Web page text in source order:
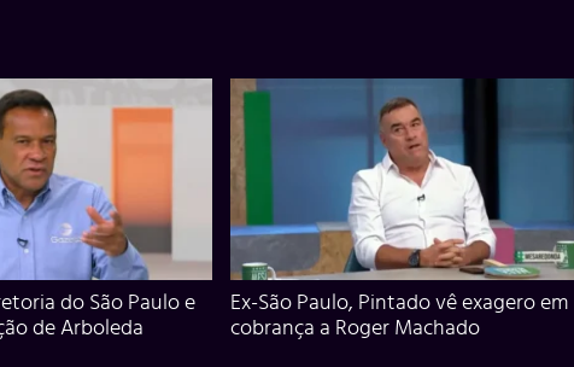
do São Paulo e
de Arboleda
Ex-São Paulo, Pintado vê exagero em
cobrança a Roger Machado